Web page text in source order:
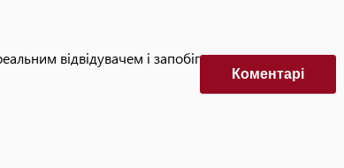
відвідувачем і запобігти автоматизованим
Коментарi